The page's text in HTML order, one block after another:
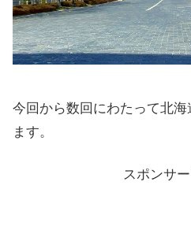
今回から数回にわたって北
ます。
スポンサ